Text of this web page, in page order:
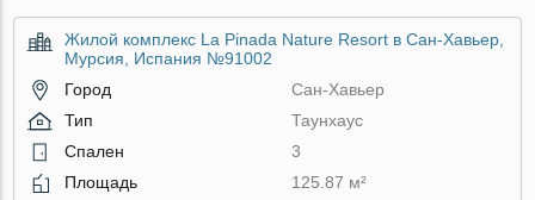
Жилой комплекс La Pinada Nature Resort в Сан-Хавьер,
Мурсия, Испания №91002
Город
Сан-Хавьер
Тип
Таунхаус
Спален
3
Площадь
125.87 м²